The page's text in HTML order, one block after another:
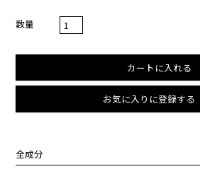
お気に入りに登録する
カートに入れる
全成分